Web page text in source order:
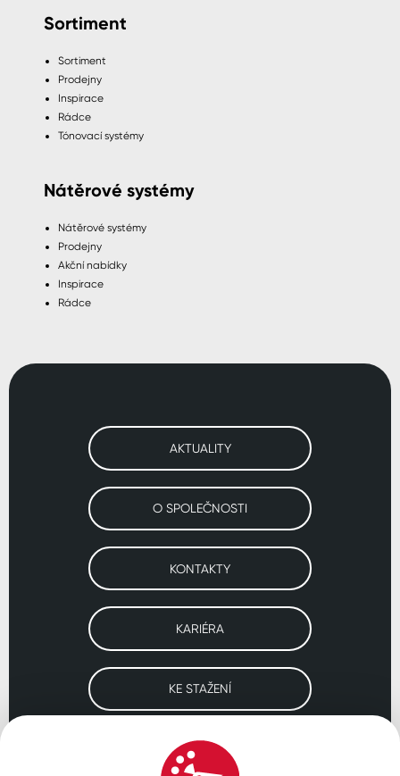
Sortiment
Sortiment
Prodejny
Inspirace
Rádce
Tónovací systémy
Nátěrové systémy
Nátěrové systémy
Prodejny
Akční nabídky
Inspirace
Rádce
AKTUALITY
O SPOLEČNOSTI
KONTAKTY
KARIÉRA
KE STAŽENÍ
Navštivte naše pobočky